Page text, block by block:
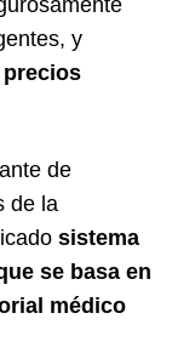
y
de
de la
sistema
se basa en
médico